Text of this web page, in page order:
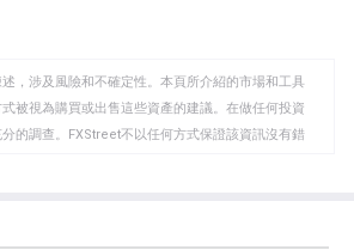
，涉及風險和不確定性。本頁所介紹的市場和工具
被視為購買或出售這些資產的建議。在做任何投資
的調查。FXStreet不以任何方式保證該資訊沒有錯
其廣告商的官方政策或立場。作者不對本頁連結的